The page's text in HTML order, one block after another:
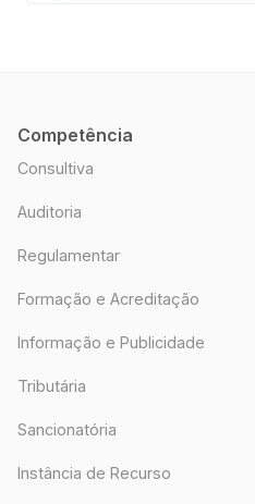
Competência
Consultiva
Auditoria
Regulamentar
Formação e Acreditação
Informação e Publicidade
Tributária
Sancionatória
Instância de Recurso